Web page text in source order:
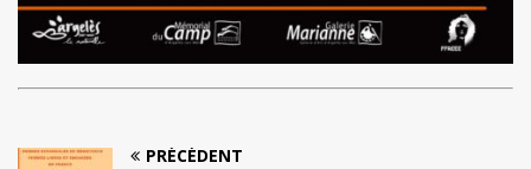
PRÉCÉDENT